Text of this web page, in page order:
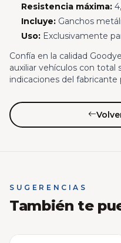
Resistencia máxima:
Incluye:Ganchos
Uso:Exclusivamente
Confía en la calidad
auxiliar vehículos con total
indicaciones del fabricante
SUGERENCIAS
También te